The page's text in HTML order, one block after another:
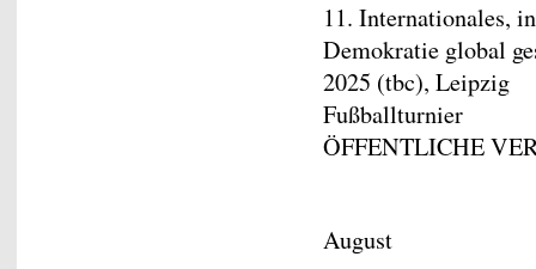
11. Internationales,
Demokratie global
2025 (tbc), Leipzig
Fußballturnier
ÖFFENTLICHE
August